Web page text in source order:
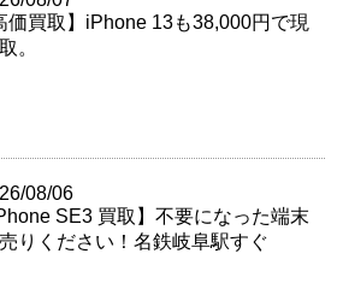
価買取】iPhone 13も38,000円で現
。
08/06
SE3 買取】不要になった端末
りください！名鉄岐阜駅すぐ